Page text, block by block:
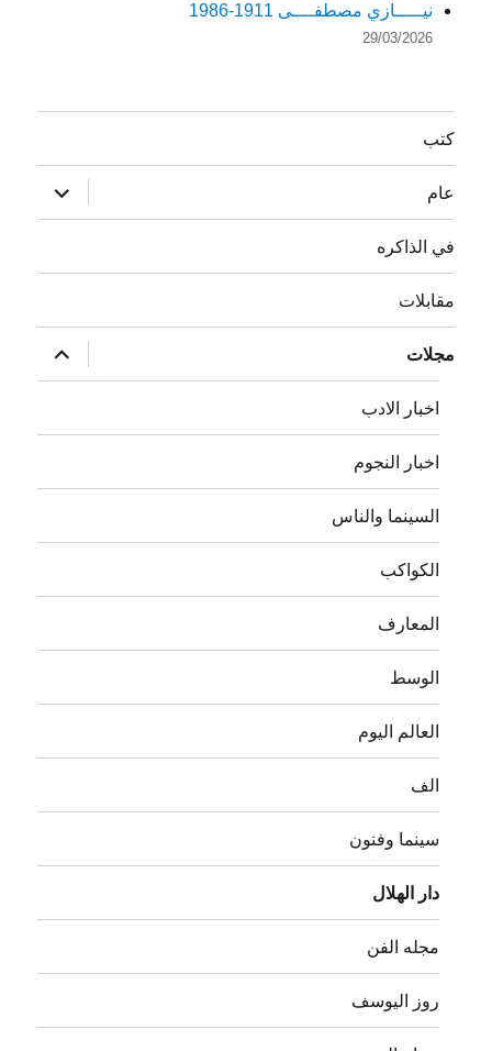
نيـــــازي مصطفــــى 1911-1986
29/03/2026
كتب
عام
توسيع
القائمة
الفرعية
في الذاكره
مقابلات
مجلات
توسيع
القائمة
الفرعية
اخبار الادب
اخبار النجوم
السينما والناس
الكواكب
المعارف
الوسط
العالم اليوم
الف
سينما وفنون
دار الهلال
مجله الفن
روز اليوسف